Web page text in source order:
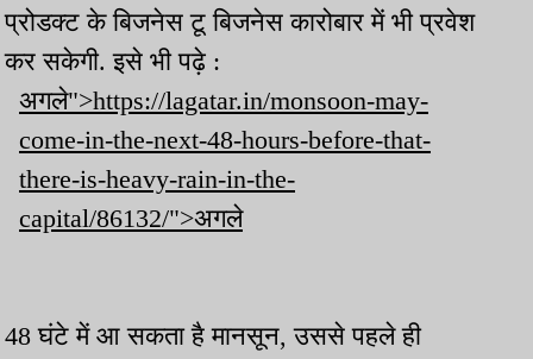
प्रोडक्ट के बिजनेस टू बिजनेस कारोबार में भी प्रवेश
कर सकेगी. इसे भी पढ़े :
अगले">https://lagatar.in/monsoon-may-
come-in-the-next-48-hours-before-that-
there-is-heavy-rain-in-the-
capital/86132/">अगले
48 घंटे में आ सकता है मानसून, उससे पहले ही